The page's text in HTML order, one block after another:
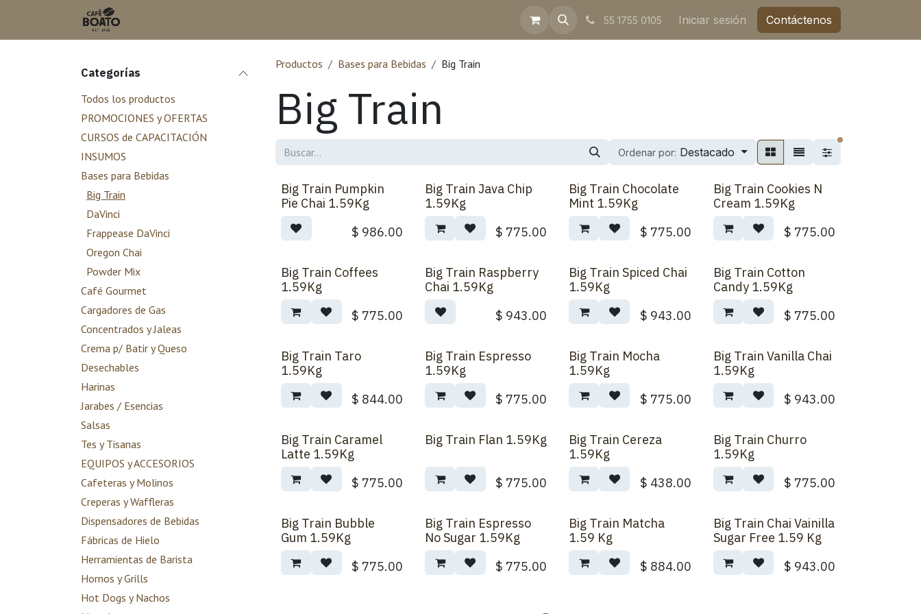
55 1755 0105 Iniciar sesión Contáctenos
Categorías
Todos los productos
PROMOCIONES y OFERTAS
CURSOS de CAPACITACIÓN
INSUMOS
Bases para Bebidas
Big Train
DaVinci
Frappease DaVinci
Oregon Chai
Powder Mix
Café Gourmet
Cargadores de Gas
Concentrados y Jaleas
Crema p/ Batir y Queso
Desechables
Harinas
Jarabes / Esencias
Salsas
Tes y Tisanas
EQUIPOS y ACCESORIOS
Cafeteras y Molinos
Creperas y Waffleras
Dispensadores de Bebidas
Fábricas de Hielo
Herramientas de Barista
Hornos y Grills
Hot Dogs y Nachos
Productos Bases para Bebidas Big Train
Big Train
Ordenar por: Destacado
Big Train Pumpkin
Pie Chai 1.59Kg
$ 986.00
Big Train Java Chip
1.59Kg
$ 775.00
Big Train Chocolate
Mint 1.59Kg
$ 775.00
Big Train Cookies N
Cream 1.59Kg
$ 775.00
Big Train Coffees
1.59Kg
$ 775.00 Sobre Pedido
Big Train Raspberry
Chai 1.59Kg
$ 943.00
Big Train Spiced Chai
1.59Kg
$ 943.00
Big Train Cotton
Candy 1.59Kg
$ 775.00
Big Train Taro
1.59Kg
$ 844.00
Big Train Espresso
1.59Kg
$ 775.00
Big Train Mocha
1.59Kg
$ 775.00
Big Train Vanilla Chai
1.59Kg
$ 943.00
Big Train Caramel
Latte 1.59Kg
$ 775.00
Big Train Flan 1.59Kg
$ 775.00
Big Train Cereza
1.59Kg
$ 438.00
Big Train Churro
1.59Kg
$ 775.00
Big Train Bubble
Gum 1.59Kg
$ 775.00
Big Train Espresso
No Sugar 1.59Kg
$ 775.00
Big Train Matcha
1.59 Kg
$ 884.00
Big Train Chai Vainilla
Sugar Free 1.59 Kg
$ 943.00